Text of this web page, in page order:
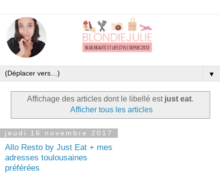
▼
Affichage des articles dont le libellé est just eat.
Afficher tous les articles
jeudi 16 novembre 2017
Allo Resto by Just Eat + mes
adresses toulousaines
préférées